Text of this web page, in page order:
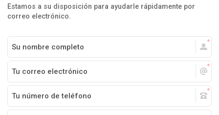
Estamos a su disposición para ayudarle rápidamente por
correo electrónico.